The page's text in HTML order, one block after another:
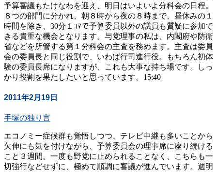
予算審議もたけなわを迎え、明日はいよいよ分科会の日程。
８つの部門に分かれ、朝８時から夜の８時まで、昼休みの１
時間を除き、30分１ｺﾏで予算委員以外の議員も質疑に参加で
きる貴重な機会となります。与党理事の私は、内閣府や防衛
省などを所管する第１分科会の主査を務めます。主査は委員
会の委員長と同じ役割で、いわば行司進行役。もちろん初体
験の委員長席になりますが、これも大事な持ち場です。しっ
かり役割を果たしたいと思っています。15:40
2011年2月19日
手塚の独り言
エコノミー症候群も覚悟しつつ、テレビ中継も多いことから
欠伸にも気を付けながら、予算委員会の理事席に座り続ける
こと３週間。一度も野党に止められることなく、こちらも一
切強行などせずに、極めて順調に審議が進んでいます。週明